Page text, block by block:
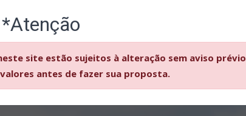
*Atenção
site estão sujeitos à alteração sem aviso prévio
antes de fazer sua proposta.